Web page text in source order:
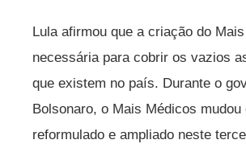
Lula afirmou que a criação do
necessária para cobrir os vazios
que existem no país. Durante o
Bolsonaro, o Mais Médicos mudou
reformulado e ampliado neste